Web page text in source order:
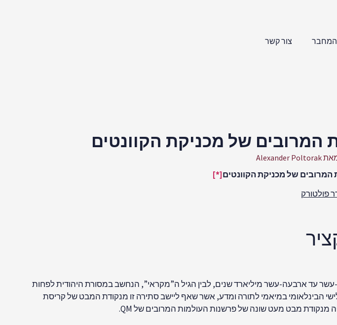
המחבר צור קשר
המרובים של מכניקת הקוונטים
המרובים של מכניקת הקוונטים[*]
פולטורק
עשר עד ארבעה-עשר מיליארד שנים, לבין הגיל ה”מקראי”, הנחשב במסורת היהודית לפחות
הבינלאומי במיאמי לתורה ומדע, אשר שאף ליישב סתירה זו מנקודת המבט של קריסת